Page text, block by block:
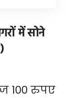
में सोने
100 रुपए